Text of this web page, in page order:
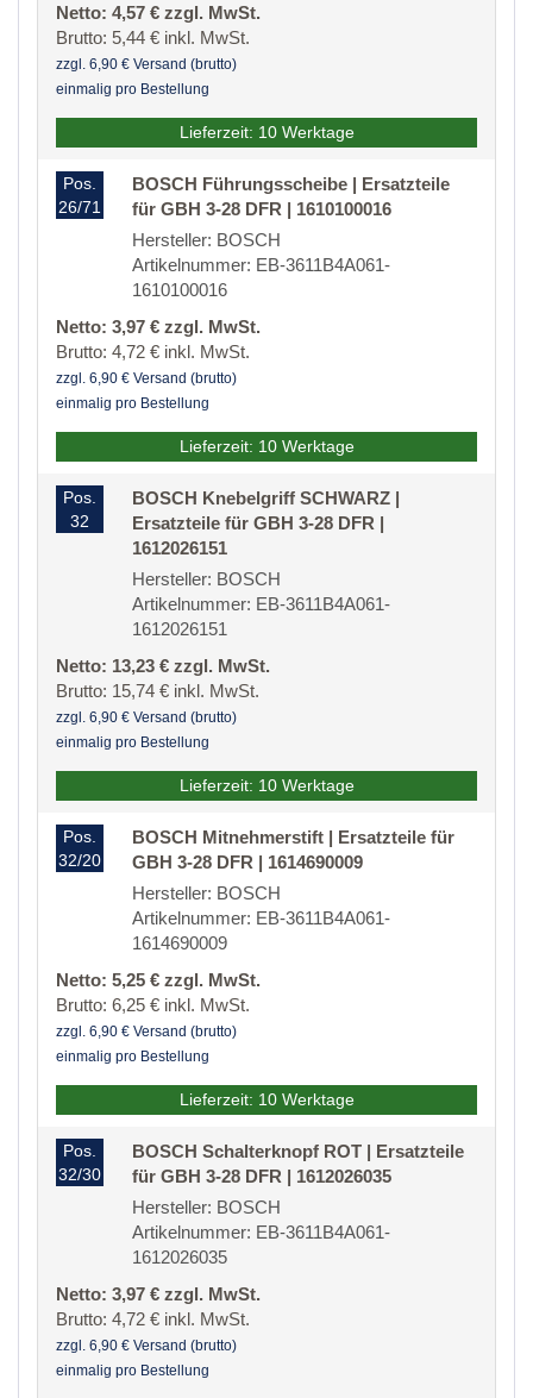
Netto: 4,57 € zzgl. MwSt.
Brutto: 5,44 € inkl. MwSt.
zzgl. 6,90 € Versand (brutto)
einmalig pro Bestellung
Lieferzeit: 10 Werktage
Pos.
26/71
BOSCH Führungsscheibe | Ersatzteile
für GBH 3-28 DFR | 1610100016
Hersteller: BOSCH
Artikelnummer: EB-3611B4A061-
1610100016
Netto: 3,97 € zzgl. MwSt.
Brutto: 4,72 € inkl. MwSt.
zzgl. 6,90 € Versand (brutto)
einmalig pro Bestellung
Lieferzeit: 10 Werktage
Pos.
32
BOSCH Knebelgriff SCHWARZ |
Ersatzteile für GBH 3-28 DFR |
1612026151
Hersteller: BOSCH
Artikelnummer: EB-3611B4A061-
1612026151
Netto: 13,23 € zzgl. MwSt.
Brutto: 15,74 € inkl. MwSt.
zzgl. 6,90 € Versand (brutto)
einmalig pro Bestellung
Lieferzeit: 10 Werktage
Pos.
32/20
BOSCH Mitnehmerstift | Ersatzteile für
GBH 3-28 DFR | 1614690009
Hersteller: BOSCH
Artikelnummer: EB-3611B4A061-
1614690009
Netto: 5,25 € zzgl. MwSt.
Brutto: 6,25 € inkl. MwSt.
zzgl. 6,90 € Versand (brutto)
einmalig pro Bestellung
Lieferzeit: 10 Werktage
Pos.
32/30
BOSCH Schalterknopf ROT | Ersatzteile
für GBH 3-28 DFR | 1612026035
Hersteller: BOSCH
Artikelnummer: EB-3611B4A061-
1612026035
Netto: 3,97 € zzgl. MwSt.
Brutto: 4,72 € inkl. MwSt.
zzgl. 6,90 € Versand (brutto)
einmalig pro Bestellung